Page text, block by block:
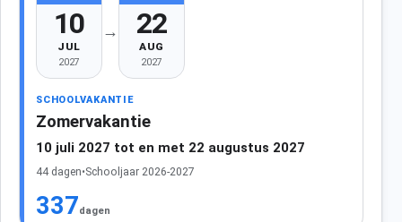
10
JUL
2027
→ 22
AUG
2027
SCHOOLVAKANTIE
Zomervakantie
10 juli 2027 tot en met 22 augustus 2027
44 dagen•Schooljaar 2026-2027
337dagen